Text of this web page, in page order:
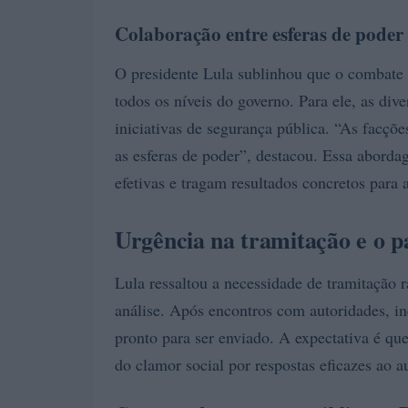
Colaboração entre esferas de poder
O presidente Lula sublinhou que o
todos os níveis do governo. Para ele, as
iniciativas de segurança pública. “As
as esferas de poder”, destacou. Essa
efetivas e tragam resultados concretos para
Urgência na tramitação e o
Lula ressaltou a necessidade de
análise. Após encontros com autoridades,
pronto para ser enviado. A expectativa é
do clamor social por respostas eficazes ao